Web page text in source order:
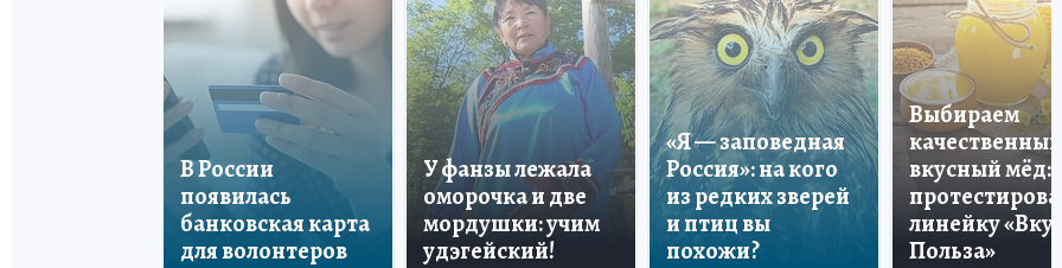
В России
появилась
банковская карта
для волонтеров
У фанзы лежала
оморочка и две
мордушки: учим
удэгейский!
«Я — заповедная
Россия»: на кого
из редких зверей
и птиц вы
похожи?
Выбираем
качественный
вкусный мёд:
линейку «Вкус
Польза»